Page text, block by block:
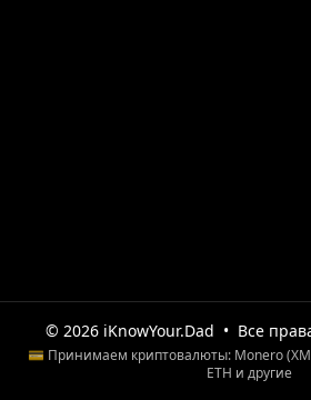
© 2026 iKnowYour.Dad • Все
💳 Принимаем криптовалюты: Monero
ETH и другие